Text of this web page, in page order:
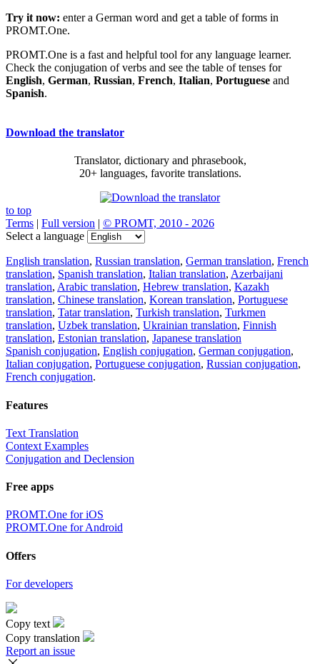
Try it now: enter a German word and get a table of forms in
PROMT.One.
PROMT.One is a fast and helpful tool for any language learner.
Check the conjugation of verbs and see the table of tenses for
English, German, Russian, French, Italian, Portuguese and
Spanish.
Download the translator
Translator, dictionary and phrasebook,
20+ languages, favorite translations.
to top
Terms | Full version | © PROMT, 2010 - 2026
Select a language
English translation, Russian translation, German translation, French
translation, Spanish translation, Italian translation, Azerbaijani
translation, Arabic translation, Hebrew translation, Kazakh
translation, Chinese translation, Korean translation, Portuguese
translation, Tatar translation, Turkish translation, Turkmen
translation, Uzbek translation, Ukrainian translation, Finnish
translation, Estonian translation, Japanese translation
Spanish conjugation, English conjugation, German conjugation,
Italian conjugation, Portuguese conjugation, Russian conjugation,
French conjugation.
Features
Text Translation
Context Examples
Conjugation and Declension
Free apps
PROMT.One for iOS
PROMT.One for Android
Offers
For developers
Copy text
Copy translation
Report an issue